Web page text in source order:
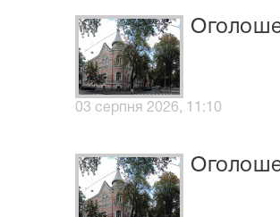
03 серпня 2026, 11:10